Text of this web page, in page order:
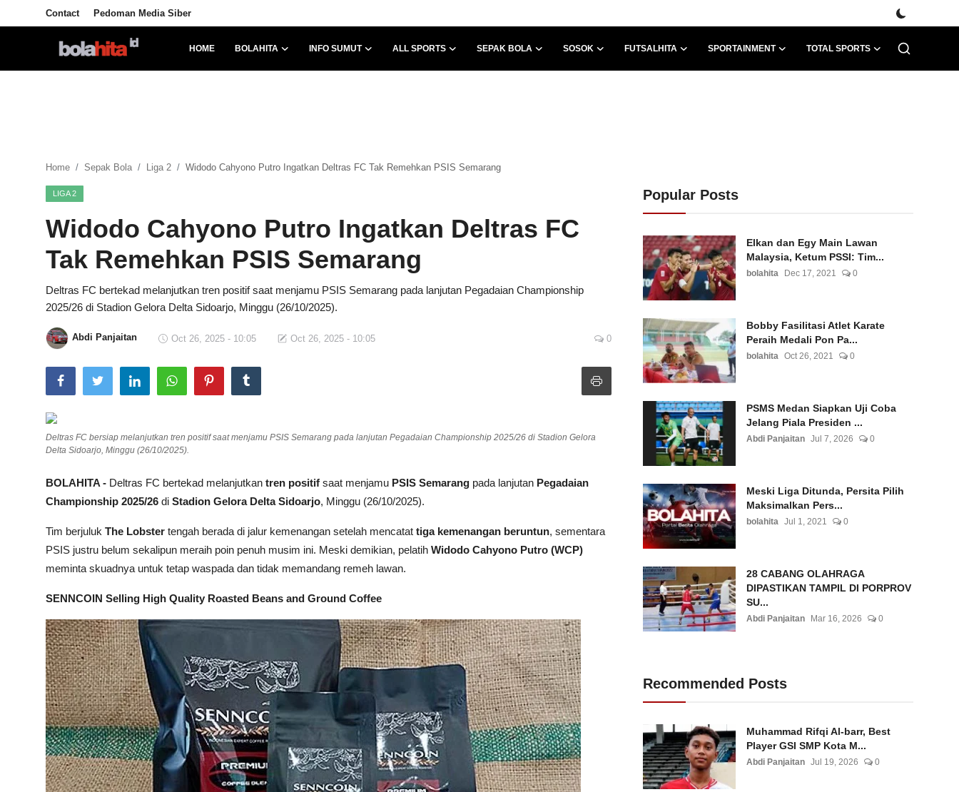
Contact Pedoman Media Siber
HOME BOLAHITA INFO SUMUT ALL SPORTS SEPAK BOLA SOSOK FUTSALHITA SPORTAINMENT TOTAL SPORTS
All Sports
Sportainment
Total Sports
Home Sepak Bola Liga 2 Widodo Cahyono Putro Ingatkan Deltras FC Tak Remehkan PSIS Semarang
LIGA 2
Widodo Cahyono Putro Ingatkan Deltras FC
Tak Remehkan PSIS Semarang
Deltras FC bertekad melanjutkan tren positif saat menjamu PSIS Semarang pada lanjutan Pegadaian Championship
2025/26 di Stadion Gelora Delta Sidoarjo, Minggu (26/10/2025).
Abdi Panjaitan Oct 26, 2025 - 10:05 Oct 26, 2025 - 10:05 0
Deltras FC bersiap melanjutkan tren positif saat menjamu PSIS Semarang pada lanjutan Pegadaian Championship 2025/26 di Stadion Gelora
Delta Sidoarjo, Minggu (26/10/2025).
BOLAHITA - Deltras FC bertekad melanjutkan tren positif saat menjamu PSIS Semarang pada lanjutan Pegadaian
Championship 2025/26 di Stadion Gelora Delta Sidoarjo, Minggu (26/10/2025).
Tim berjuluk The Lobster tengah berada di jalur kemenangan setelah mencatat tiga kemenangan beruntun, sementara
PSIS justru belum sekalipun meraih poin penuh musim ini. Meski demikian, pelatih Widodo Cahyono Putro (WCP)
meminta skuadnya untuk tetap waspada dan tidak memandang remeh lawan.
SENNCOIN Selling High Quality Roasted Beans and Ground Coffee
Popular Posts
Elkan dan Egy Main Lawan
Malaysia, Ketum PSSI: Tim...
bolahita Dec 17, 2021 0
Bobby Fasilitasi Atlet Karate
Peraih Medali Pon Pa...
bolahita Oct 26, 2021 0
PSMS Medan Siapkan Uji Coba
Jelang Piala Presiden ...
Abdi Panjaitan Jul 7, 2026 0
Meski Liga Ditunda, Persita Pilih
Maksimalkan Pers...
bolahita Jul 1, 2021 0
28 CABANG OLAHRAGA
DIPASTIKAN TAMPIL DI PORPROV
SU...
Abdi Panjaitan Mar 16, 2026 0
Recommended Posts
Muhammad Rifqi Al-barr, Best
Player GSI SMP Kota M...
Abdi Panjaitan Jul 19, 2026 0